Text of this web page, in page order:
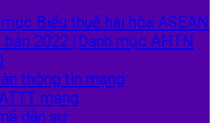
mục Biểu thuế hài hòa ASEAN
bản 2022 (Danh mục AHTN
thông tin mạng
mạng
dân sự